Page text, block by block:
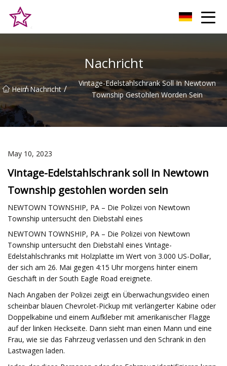
Nachricht
Heim
/ Nachricht /
Vintage-Edelstahlschrank Soll In Newtown
Township Gestohlen Worden Sein
May 10, 2023
Vintage-Edelstahlschrank soll in Newtown
Township gestohlen worden sein
NEWTOWN TOWNSHIP, PA – Die Polizei von Newtown
Township untersucht den Diebstahl eines
NEWTOWN TOWNSHIP, PA – Die Polizei von Newtown
Township untersucht den Diebstahl eines Vintage-
Edelstahlschranks mit Holzplatte im Wert von 3.000 US-Dollar,
der sich am 26. Mai gegen 4:15 Uhr morgens hinter einem
Geschäft in der South Eagle Road ereignete.
Nach Angaben der Polizei zeigt ein Überwachungsvideo einen
scheinbar blauen Chevrolet-Pickup mit verlängerter Kabine oder
Doppelkabine und einem Aufkleber mit amerikanischer Flagge
auf der linken Heckseite. Dann sieht man einen Mann und eine
Frau, wie sie das Fahrzeug verlassen und den Schrank in den
Lastwagen laden.